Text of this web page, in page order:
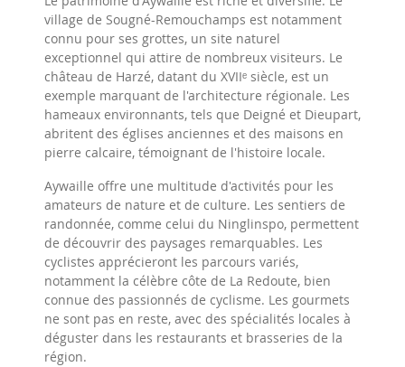
village de Sougné-Remouchamps est notamment
connu pour ses grottes, un site naturel
exceptionnel qui attire de nombreux visiteurs. Le
château de Harzé, datant du XVIIᵉ siècle, est un
exemple marquant de l'architecture régionale. Les
hameaux environnants, tels que Deigné et Dieupart,
abritent des églises anciennes et des maisons en
pierre calcaire, témoignant de l'histoire locale.
Aywaille offre une multitude d'activités pour les
amateurs de nature et de culture. Les sentiers de
randonnée, comme celui du Ninglinspo, permettent
de découvrir des paysages remarquables. Les
cyclistes apprécieront les parcours variés,
notamment la célèbre côte de La Redoute, bien
connue des passionnés de cyclisme. Les gourmets
ne sont pas en reste, avec des spécialités locales à
déguster dans les restaurants et brasseries de la
région.